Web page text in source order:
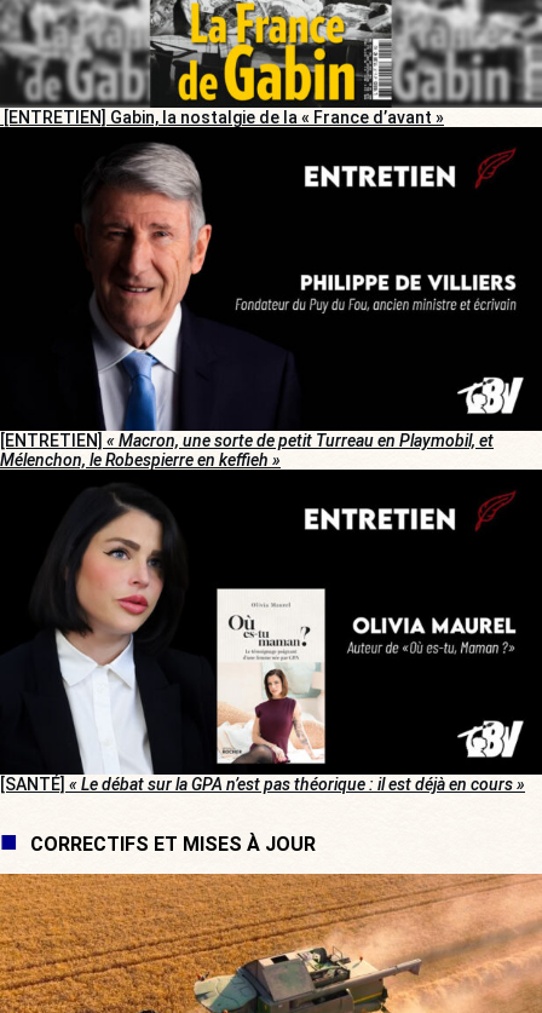
[ENTRETIEN] Gabin, la nostalgie de la « France d’avant »
[ENTRETIEN] « Macron, une sorte de petit Turreau en Playmobil, et
Mélenchon, le Robespierre en keffieh »
[SANTÉ] « Le débat sur la GPA n’est pas théorique : il est déjà en cours »
CORRECTIFS ET MISES À JOUR